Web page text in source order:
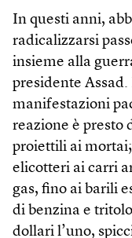
In questi anni,
radicalizzarsi
insieme alla
presidente
manifestazioni
reazione è presto
proiettili ai
elicotteri ai carri
gas, fino ai barili
di benzina e
dollari l’uno,